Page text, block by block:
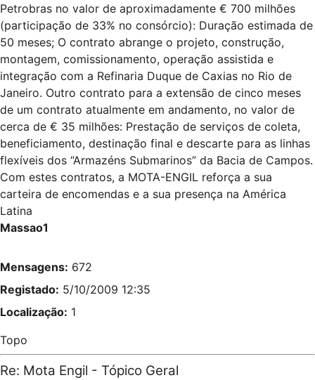
Petrobras no valor de aproximadamente € 700 milhões
(participação de 33% no consórcio): Duração estimada de
50 meses; O contrato abrange o projeto, construção,
montagem, comissionamento, operação assistida e
integração com a Refinaria Duque de Caxias no Rio de
Janeiro. Outro contrato para a extensão de cinco meses
de um contrato atualmente em andamento, no valor de
cerca de € 35 milhões: Prestação de serviços de coleta,
beneficiamento, destinação final e descarte para as linhas
flexíveis dos “Armazéns Submarinos” da Bacia de Campos.
Com estes contratos, a MOTA-ENGIL reforça a sua
carteira de encomendas e a sua presença na América
Latina
Massao1
Mensagens: 672
Registado: 5/10/2009 12:35
Localização: 1
Topo
Re: Mota Engil - Tópico Geral